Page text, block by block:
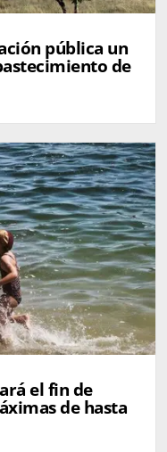
pública un
de
el fin de
de hasta